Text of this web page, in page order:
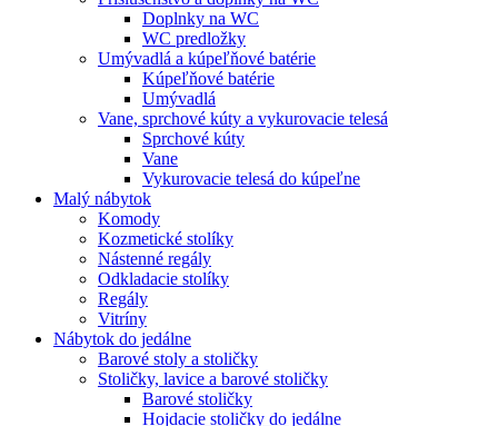
Doplnky na WC
WC predložky
Umývadlá a kúpeľňové batérie
Kúpeľňové batérie
Umývadlá
Vane, sprchové kúty a vykurovacie telesá
Sprchové kúty
Vane
Vykurovacie telesá do kúpeľne
Malý nábytok
Komody
Kozmetické stolíky
Nástenné regály
Odkladacie stolíky
Regály
Vitríny
Nábytok do jedálne
Barové stoly a stoličky
Stoličky, lavice a barové stoličky
Barové stoličky
Hojdacie stoličky do jedálne